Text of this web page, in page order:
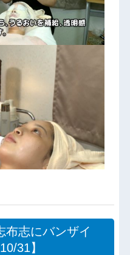
布志にバンザイ
31】